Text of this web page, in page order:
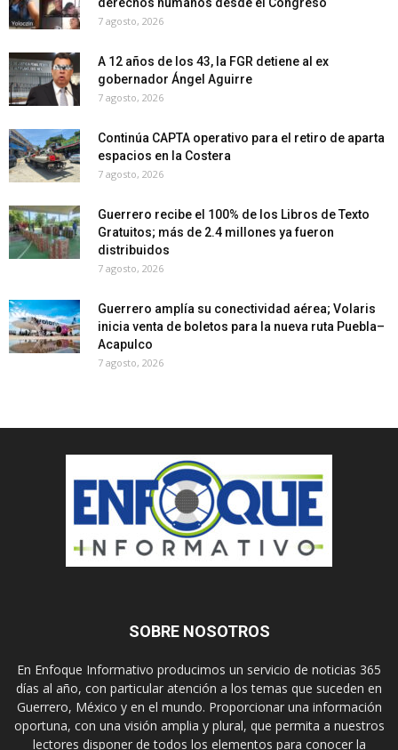
7 agosto, 2026
A 12 años de los 43, la FGR detiene al ex
gobernador Ángel Aguirre
7 agosto, 2026
Continúa CAPTA operativo para el retiro de aparta
espacios en la Costera
7 agosto, 2026
Guerrero recibe el 100% de los Libros de Texto
Gratuitos; más de 2.4 millones ya fueron
distribuidos
7 agosto, 2026
Guerrero amplía su conectividad aérea; Volaris
inicia venta de boletos para la nueva ruta Puebla–
Acapulco
7 agosto, 2026
SOBRE NOSOTROS
En Enfoque Informativo producimos un servicio de noticias 365
días al año, con particular atención a los temas que suceden en
Guerrero, México y en el mundo. Proporcionar una información
oportuna, con una visión amplia y plural, que permita a nuestros
lectores disponer de todos los elementos para conocer la